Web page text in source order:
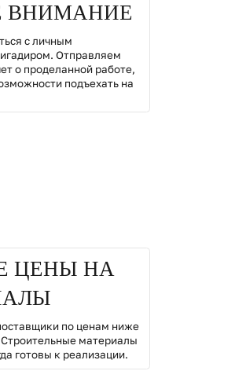
ВНИМАНИЕ
с личным
Отправляем
о проделанной работе,
подъехать на
ЦЕНЫ НА
по ценам ниже
материалы
готовы к реализации.